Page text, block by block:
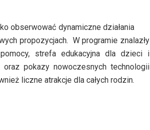
obserwować dynamiczne działania
propozycjach. W programie znalazły
strefa edukacyjna dla dzieci i
pokazy nowoczesnych technologii
liczne atrakcje dla całych rodzin.